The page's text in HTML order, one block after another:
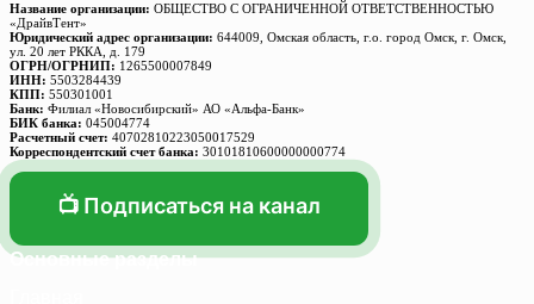
Название организации: ОБЩЕСТВО С ОГРАНИЧЕННОЙ ОТВЕТСТВЕННОСТЬЮ
«ДрайвТент»
Юридический адрес организации: 644009, Омская область, г.о. город Омск, г. Омск,
ул. 20 лет РККА, д. 179
ОГРН/ОГРНИП: 1265500007849
ИНН: 5503284439
КПП: 550301001
Банк: Филиал «Новосибирский» АО «Альфа-Банк»
БИК банка: 045004774
Расчетный счет: 40702810223050017529
Корреспондентский счет банка: 30101810600000000774
📺 Подписаться на канал
Основные разделы